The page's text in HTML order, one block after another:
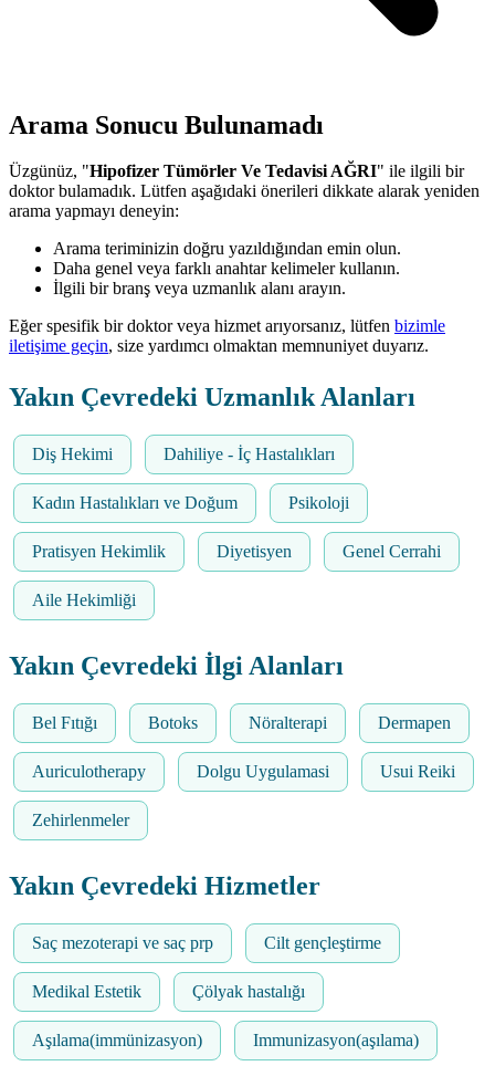
Arama Sonucu Bulunamadı
Üzgünüz, "Hipofizer Tümörler Ve Tedavisi AĞRI" ile ilgili bir
doktor bulamadık. Lütfen aşağıdaki önerileri dikkate alarak yeniden
arama yapmayı deneyin:
Arama teriminizin doğru yazıldığından emin olun.
Daha genel veya farklı anahtar kelimeler kullanın.
İlgili bir branş veya uzmanlık alanı arayın.
Eğer spesifik bir doktor veya hizmet arıyorsanız, lütfen bizimle
iletişime geçin, size yardımcı olmaktan memnuniyet duyarız.
Yakın Çevredeki Uzmanlık Alanları
Diş Hekimi Dahiliye - İç Hastalıkları
Kadın Hastalıkları ve Doğum Psikoloji
Pratisyen Hekimlik Diyetisyen Genel Cerrahi
Aile Hekimliği
Yakın Çevredeki İlgi Alanları
Bel Fıtığı Botoks Nöralterapi Dermapen
Auriculotherapy Dolgu Uygulamasi Usui Reiki
Zehirlenmeler
Yakın Çevredeki Hizmetler
Saç mezoterapi ve saç prp Cilt gençleştirme
Medikal Estetik Çölyak hastalığı
Aşılama(immünizasyon) Immunizasyon(aşılama)